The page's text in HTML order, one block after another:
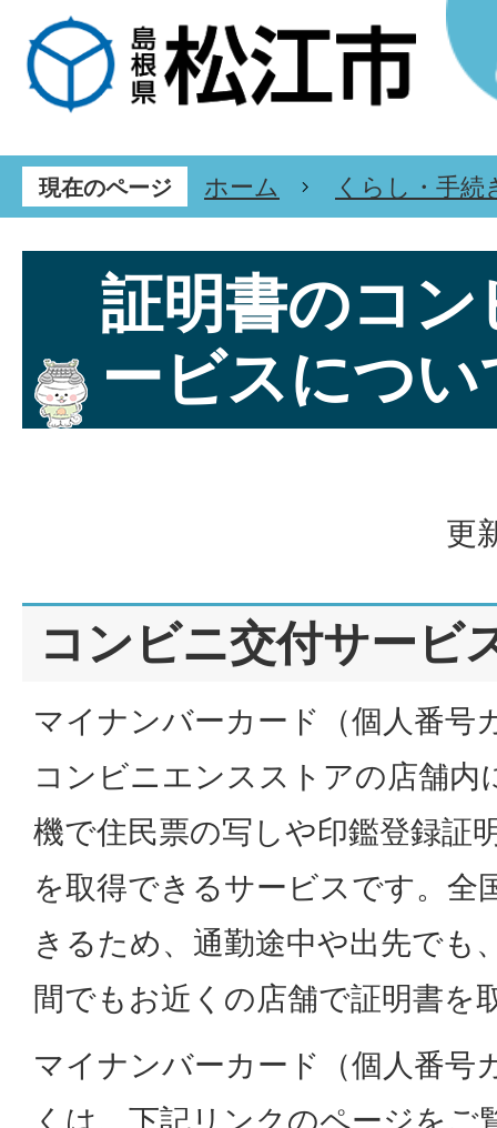
現在のページ ホーム くらし・手続
証明書のコ
ービスについ
更
コンビニ交付サービ
マイナンバーカード（個人番号
コンビニエンスストアの店舗内
機で住民票の写しや印鑑登録証
を取得できるサービスです。全
きるため、通勤途中や出先でも
間でもお近くの店舗で証明書を
マイナンバーカード（個人番号
くは、下記リンクのページをご